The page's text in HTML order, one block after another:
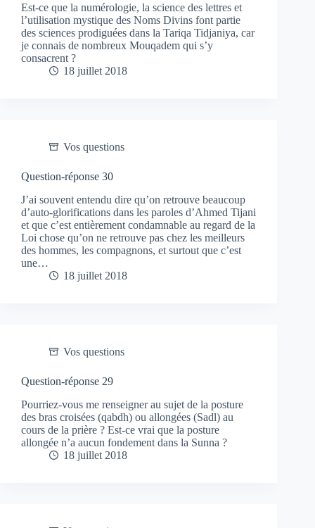
Est-ce que la numérologie, la science des lettres et
l’utilisation mystique des Noms Divins font partie
des sciences prodiguées dans la Tariqa Tidjaniya, car
je connais de nombreux Mouqadem qui s’y
consacrent ?
18 juillet 2018
Vos questions
Question-réponse 30
J’ai souvent entendu dire qu’on retrouve beaucoup
d’auto-glorifications dans les paroles d’Ahmed Tijani
et que c’est entièrement condamnable au regard de la
Loi chose qu’on ne retrouve pas chez les meilleurs
des hommes, les compagnons, et surtout que c’est
une…
18 juillet 2018
Vos questions
Question-réponse 29
Pourriez-vous me renseigner au sujet de la posture
des bras croisées (qabdh) ou allongées (Sadl) au
cours de la prière ? Est-ce vrai que la posture
allongée n’a aucun fondement dans la Sunna ?
18 juillet 2018